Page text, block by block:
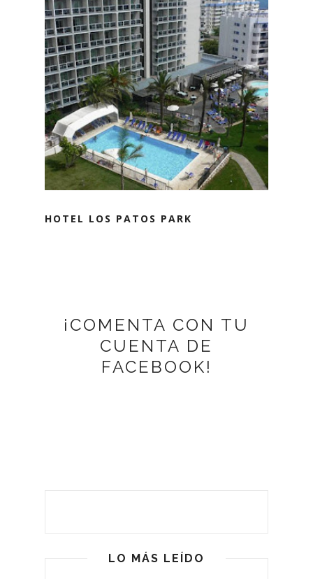
HOTEL LOS PATOS PARK
¡COMENTA CON TU
CUENTA DE
FACEBOOK!
LO MÁS LEÍDO